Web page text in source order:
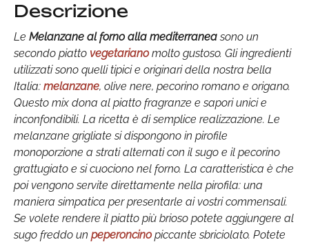
Descrizione
Le Melanzane al forno alla mediterraneasono un
secondo piatto vegetarianomolto gustoso. Gli ingredienti
utilizzati sono quelli tipici e originari della nostra bella
Italia: melanzane, olive nere, pecorino romano e origano.
Questo mix dona al piatto fragranze e sapori unici e
inconfondibili. La ricetta è di semplice realizzazione. Le
melanzane grigliate si dispongono in pirofile
monoporzione a strati alternati con il sugo e il pecorino
grattugiato e si cuociono nel forno. La caratteristica è che
poi vengono servite direttamente nella pirofila: una
maniera simpatica per presentarle ai vostri commensali.
Se volete rendere il piatto più brioso potete aggiungere al
sugo freddo un peperoncinopiccante sbriciolato. Potete